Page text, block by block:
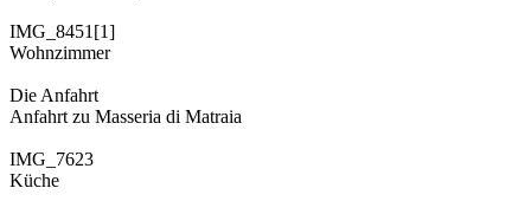
IMG_8451[1]
Wohnzimmer
Die Anfahrt
Anfahrt zu Masseria di Matraia
IMG_7623
Küche